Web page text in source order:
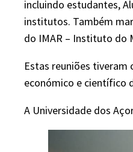
incluindo estudantes,
institutos. Também
do IMAR – Instituto do
Estas reuniões tiveram
económico e científico
A Universidade dos